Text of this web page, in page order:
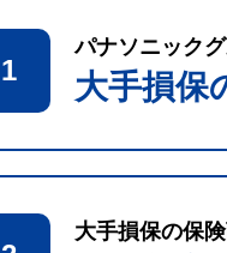
1
パナソニック
大手損保
大手損保の保